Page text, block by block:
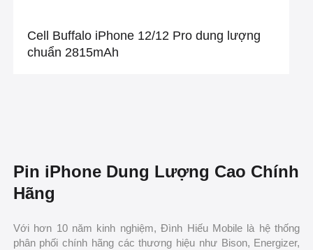
Cell Buffalo iPhone 12/12 Pro dung lượng
chuẩn 2815mAh
Pin iPhone Dung Lượng Cao Chính
Hãng
Với hơn 10 năm kinh nghiệm, Đình Hiếu Mobile là hệ thống
phân phối chính hãng các thương hiệu như Bison, Energizer,